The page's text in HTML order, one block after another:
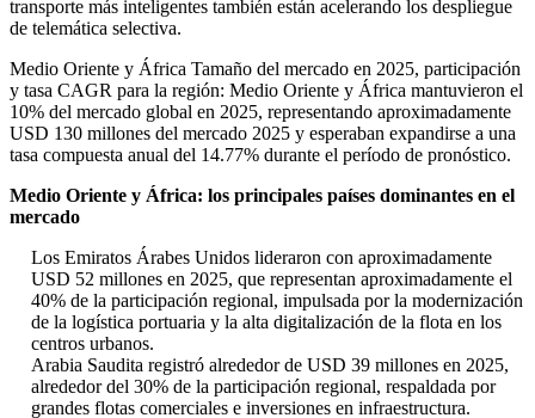
transporte más inteligentes también están acelerando los despliegue
de telemática selectiva.
Medio Oriente y África Tamaño del mercado en 2025, participación
y tasa CAGR para la región: Medio Oriente y África mantuvieron el
10% del mercado global en 2025, representando aproximadamente
USD 130 millones del mercado 2025 y esperaban expandirse a una
tasa compuesta anual del 14.77% durante el período de pronóstico.
Medio Oriente y África: los principales países dominantes en el
mercado
Los Emiratos Árabes Unidos lideraron con aproximadamente
USD 52 millones en 2025, que representan aproximadamente el
40% de la participación regional, impulsada por la modernización
de la logística portuaria y la alta digitalización de la flota en los
centros urbanos.
Arabia Saudita registró alrededor de USD 39 millones en 2025,
alrededor del 30% de la participación regional, respaldada por
grandes flotas comerciales e inversiones en infraestructura.